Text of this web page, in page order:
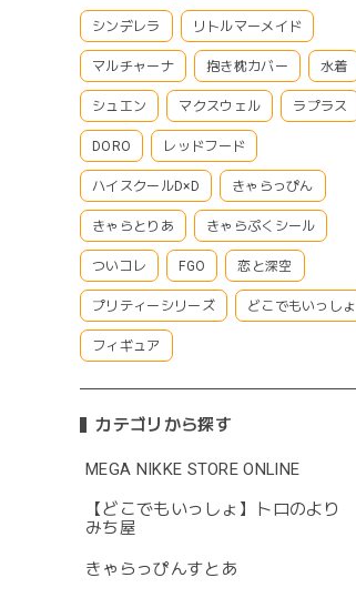
シンデレラ リトルマーメイド
マルチャーナ 抱き枕カバー 水着
シュエン マクスウェル ラプラス
DORO レッドフード
ハイスクールD×D きゃらっぴん
きゃらとりあ きゃらぷくシール
ついコレ FGO 恋と深空
プリティーシリーズ どこでもいっしょ
フィギュア
カテゴリから探す
MEGA NIKKE STORE ONLINE
【どこでもいっしょ】トロのより
みち屋
きゃらっぴんすとあ